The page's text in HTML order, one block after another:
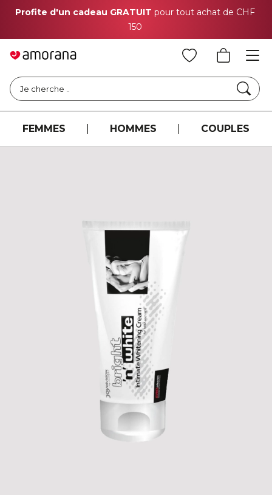
Profite d'un cadeau GRATUIT pour tout achat de CHF
150
Je cherche ..
FEMMES HOMMES COUPLES